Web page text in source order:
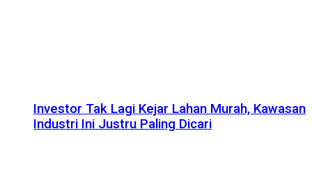
Investor Tak Lagi Kejar Lahan Murah, Kawasan
Industri Ini Justru Paling Dicari